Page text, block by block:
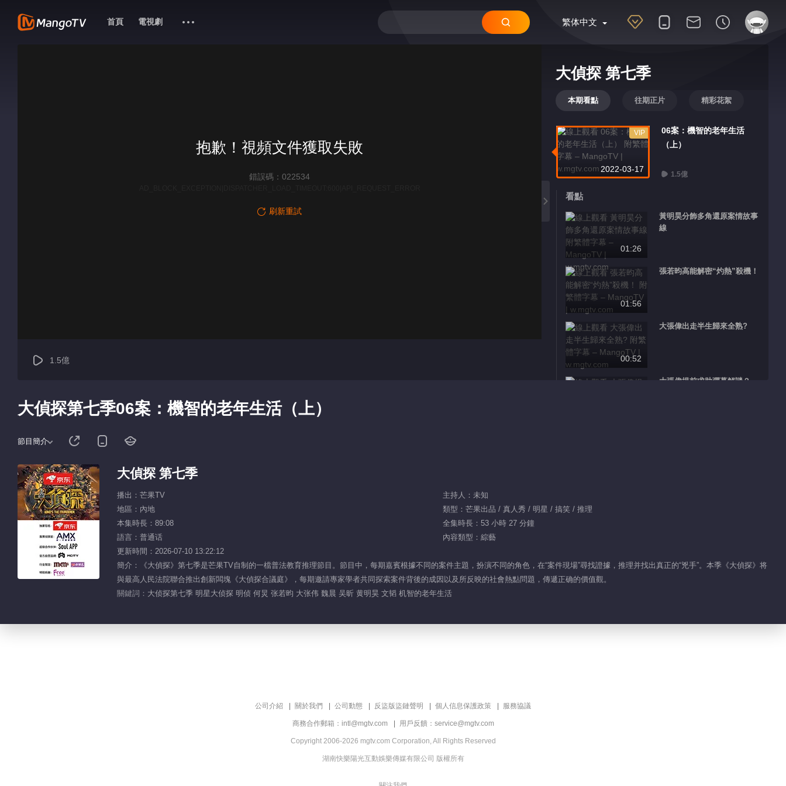
繁体中文
首頁 電視劇
大偵探 第七季
本期看點 往期正片 精彩花絮
2022-03-17
VIP
06案：機智的老年生活
（上）
1.5億
看點
01:26
黃明昊分飾多角還原案情故事
線
01:56
張若昀高能解密“灼熱”殺機！
00:52
大張偉出走半生歸來全熟?
大張偉提前求助彈幕解謎？
抱歉！視頻文件獲取失敗
錯誤碼：022534
刷新重試
1.5億
大偵探第七季06案：機智的老年生活（上）
節目簡介
大偵探 第七季
播出：芒果TV
主持人：未知
地區：內地
類型：芒果出品 / 真人秀 / 明星 / 搞笑 / 推理
本集時長：89:08
全集時長：53 小時 27 分鐘
語言：普通话
內容類型：綜藝
更新時間：2026-07-10 13:22:12
簡介：《大偵探》第七季是芒果TV自制的一檔普法教育推理節目。節目中，每期嘉賓根據不同的案件主題，扮演不同的角色，在“案件現場”尋找證據，推理并找出真正的“兇手”。本季《大偵探》将
與最高人民法院聯合推出創新闆塊《大偵探合議庭》，每期邀請專家學者共同探索案件背後的成因以及所反映的社會熱點問題，傳遞正确的價值觀。
關鍵詞： 大侦探第七季 明星大侦探 明侦 何炅 张若昀 大张伟 魏晨 吴昕 黄明昊 文韬 机智的老年生活
公司介紹 關於我們 公司動態 反盜版盜鏈聲明 個人信息保護政策 服務協議
商務合作郵箱：intl@mgtv.com 用戶反饋：service@mgtv.com
Copyright 2006-2026 mgtv.com Corporation, All Rights Reserved
湖南快樂陽光互動娛樂傳媒有限公司 版權所有